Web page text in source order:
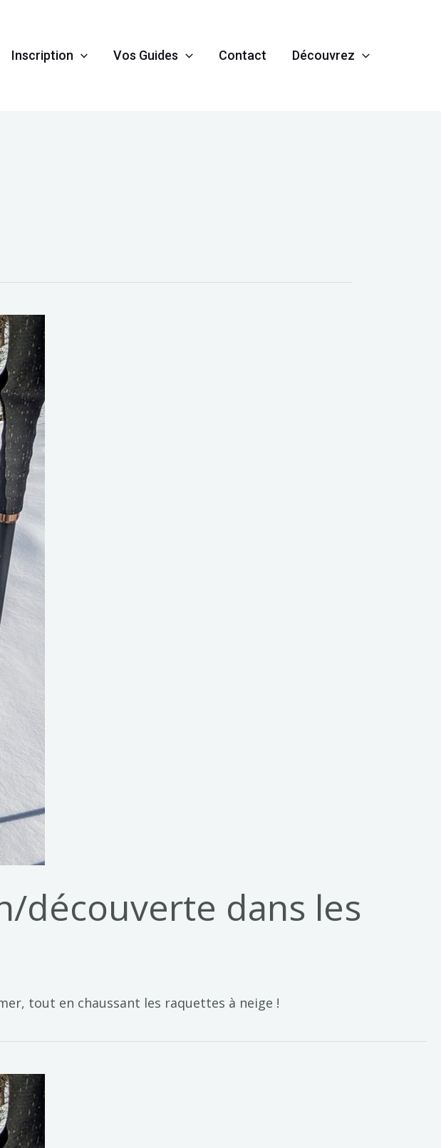
Inscription Vos Guides Contact Découvrez
découverte dans les
tout en chaussant les raquettes à neige !